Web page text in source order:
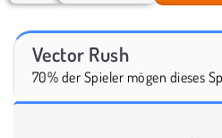
Vector Rush
70% der Spieler mögen dieses